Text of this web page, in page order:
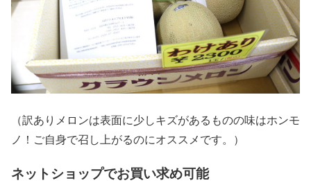
（訳ありメロンは表面に少しキズがあるものの味はホンモ
ノ！ご自身で召し上がるのにオススメです。）
ネットショップでお買い求め可能